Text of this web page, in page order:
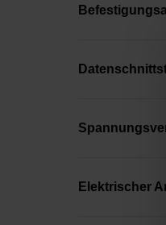
Elektrischer